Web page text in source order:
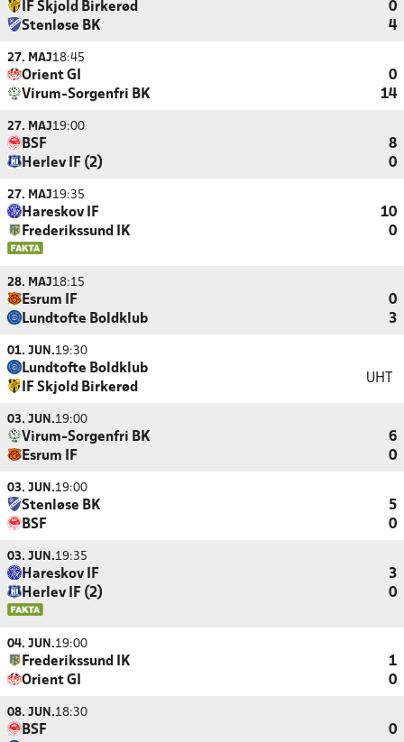
IF Skjold Birkerød
0
Stenløse BK
4
27. MAJ18:45
Orient GI
0
Virum-Sorgenfri BK
14
27. MAJ19:00
BSF
8
Herlev IF (2)
0
27. MAJ19:35
Hareskov IF
10
Frederikssund IK
0
28. MAJ18:15
Esrum IF
0
Lundtofte Boldklub
3
01. JUN.19:30
Lundtofte Boldklub
IF Skjold Birkerød
UHT
03. JUN.19:00
Virum-Sorgenfri BK
6
Esrum IF
0
03. JUN.19:00
Stenløse BK
5
BSF
0
03. JUN.19:35
Hareskov IF
3
Herlev IF (2)
0
04. JUN.19:00
Frederikssund IK
1
Orient GI
0
08. JUN.18:30
BSF
0